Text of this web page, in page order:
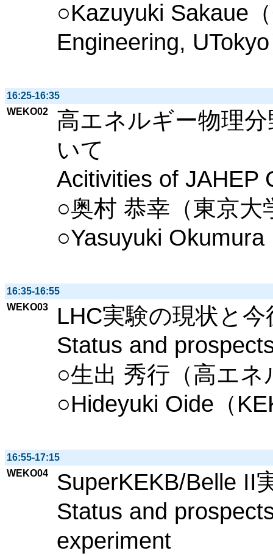
○Kazuyuki Sakaue
Engineering,
16:25-16:35
WEKO02
高エネルギー物理
いて
Acitivities of JAHEP
○奥村 恭幸（東京大
○Yasuyuki
16:35-16:55
WEKO03
LHC実験の現状と今
Status and
○生出 秀行（高エ
○Hideyuki Oide（
16:55-17:15
WEKO04
SuperKEKB/Belle II
Status and
experiment